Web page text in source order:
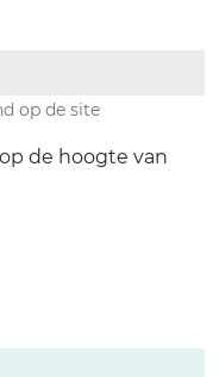
op de site
de hoogte van